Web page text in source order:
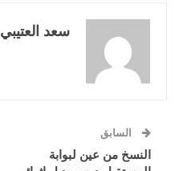
سعد العتيبي
السابق
النسخ من عين لبوابة